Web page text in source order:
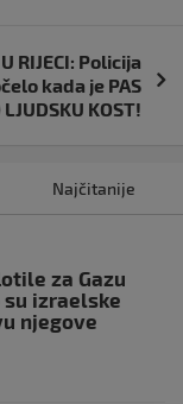
RIJECI: Policija
kada je PAS
KOST!
Najčitanije
za Gazu
izraelske
njegove